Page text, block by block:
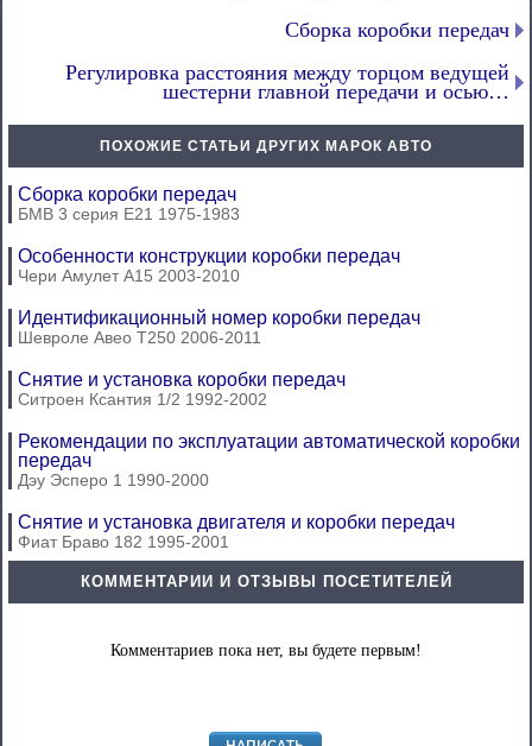
Сборка коробки передач
Регулировка расстояния между торцом ведущей
шестерни главной передачи и осью…
ПОХОЖИЕ СТАТЬИ ДРУГИХ МАРОК АВТО
Сборка коробки передач
БМВ 3 серия Е21 1975-1983
Особенности конструкции коробки передач
Чери Амулет А15 2003-2010
Идентификационный номер коробки передач
Шевроле Авео Т250 2006-2011
Снятие и установка коробки передач
Ситроен Ксантия 1/2 1992-2002
Рекомендации по эксплуатации автоматической коробки
передач
Дэу Эсперо 1 1990-2000
Снятие и установка двигателя и коробки передач
Фиат Браво 182 1995-2001
КОММЕНТАРИИ И ОТЗЫВЫ ПОСЕТИТЕЛЕЙ
Комментариев пока нет, вы будете первым!